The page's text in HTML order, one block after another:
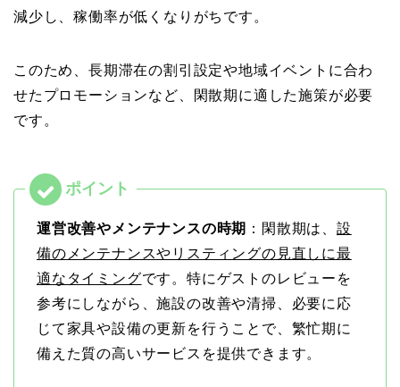
減少し、稼働率が低くなりがちです。
このため、長期滞在の割引設定や地域イベントに合わ
せたプロモーションなど、閑散期に適した施策が必要
です。
運営改善やメンテナンスの時期 ：閑散期は、設
備のメンテナンスやリスティングの見直しに最
適なタイミングです。特にゲストのレビューを
参考にしながら、施設の改善や清掃、必要に応
じて家具や設備の更新を行うことで、繁忙期に
備えた質の高いサービスを提供できます。